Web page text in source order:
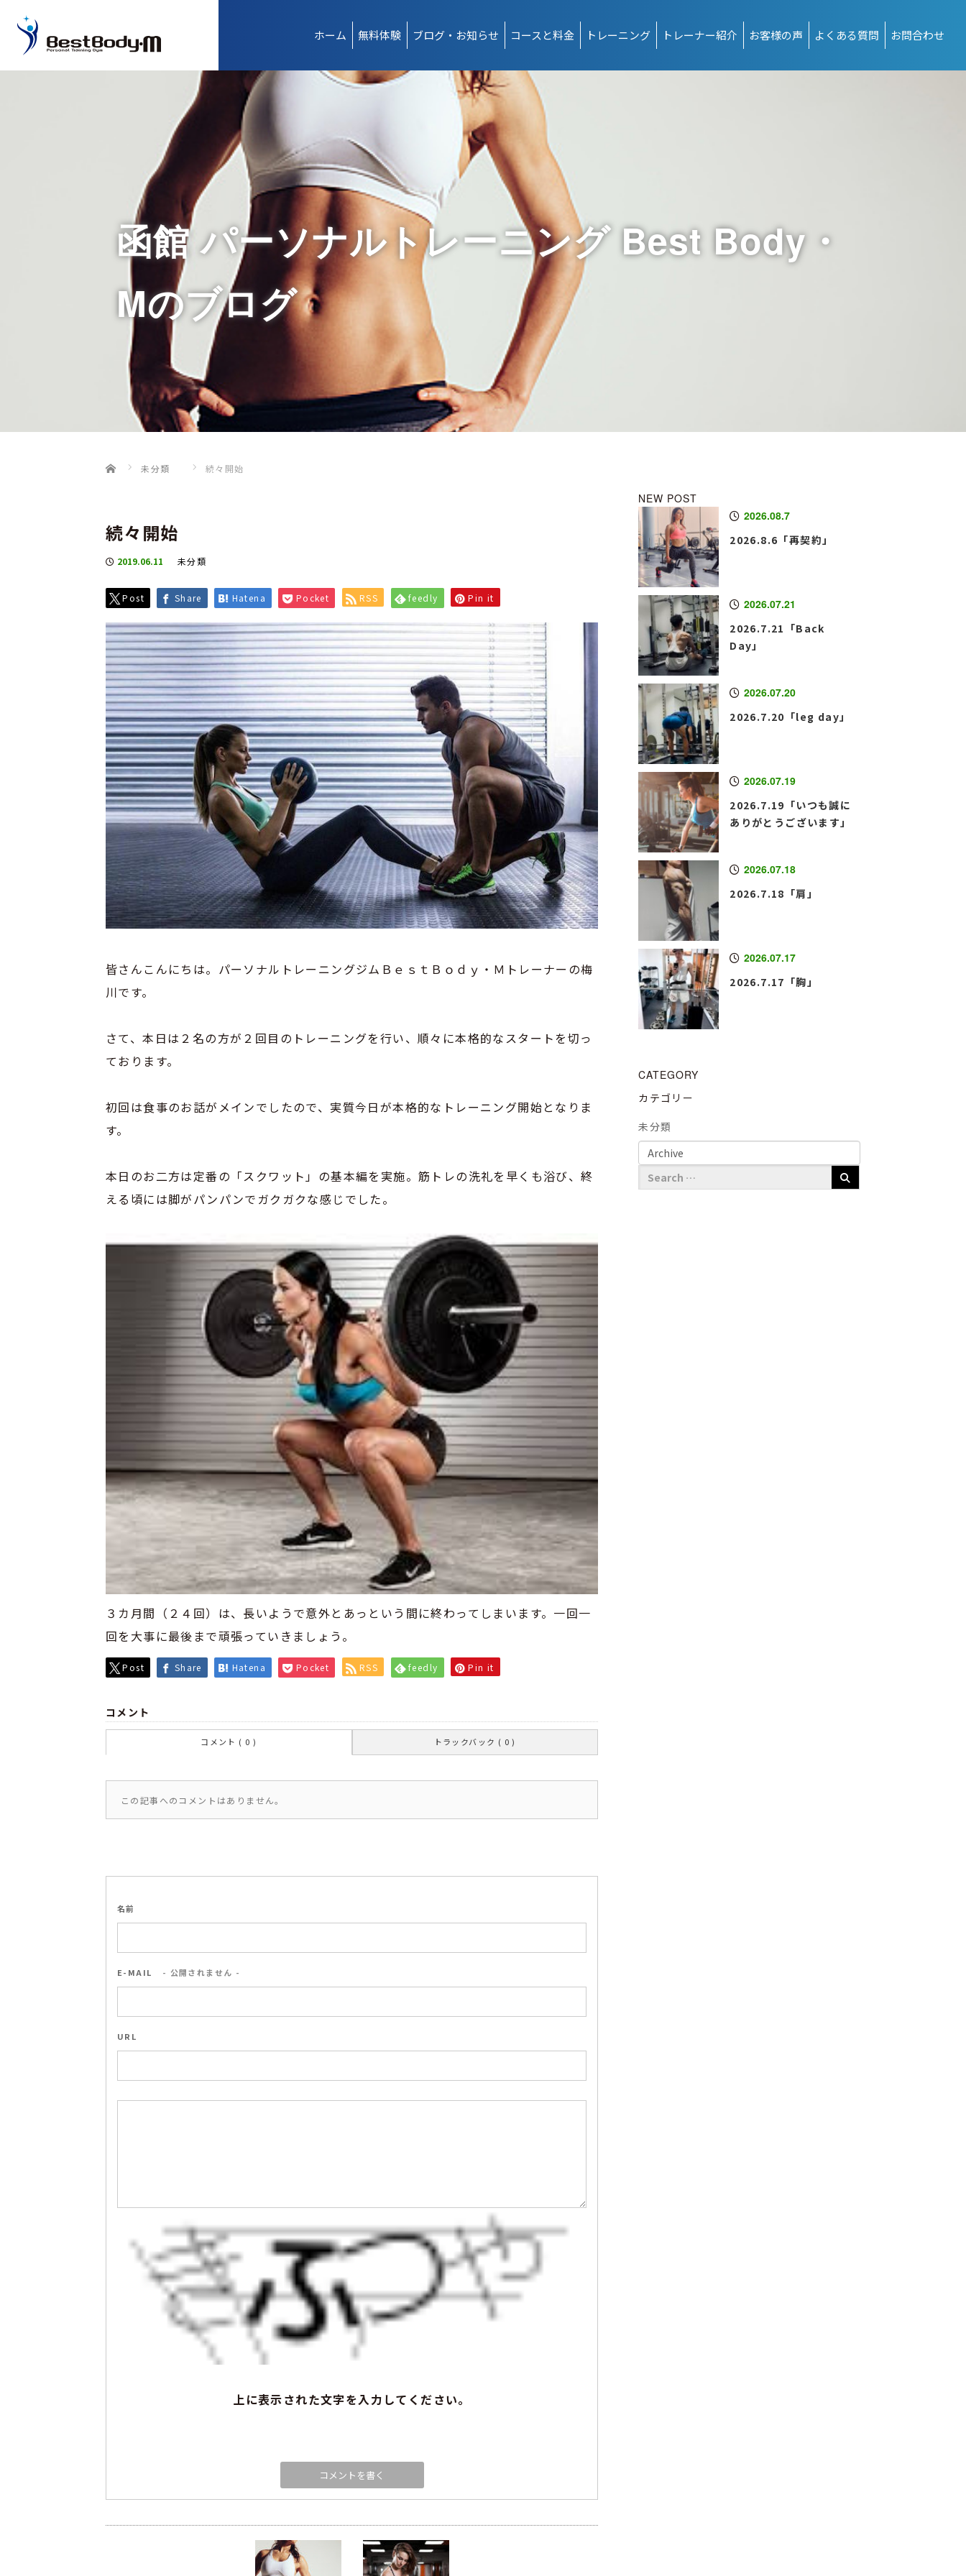
ホーム 無料体験 ブログ・お知らせ コースと料金 トレーニング トレーナー紹介 お客様の声 よくある質問 お問合わせ
函館 パーソナルトレーニング Best Body・
Mのブログ
Home 未分類 続々開始
続々開始
2019.06.11 未分類
Post Share Hatena Pocket RSS feedly Pin it
皆さんこんにちは。パーソナルトレーニングジムＢｅｓｔＢｏｄｙ・Ｍトレーナーの梅
川です。
さて、本日は２名の方が２回目のトレーニングを行い、順々に本格的なスタートを切っ
ております。
初回は食事のお話がメインでしたので、実質今日が本格的なトレーニング開始となりま
す。
本日のお二方は定番の「スクワット」の基本編を実施。筋トレの洗礼を早くも浴び、終
える頃には脚がパンパンでガクガクな感じでした。
３カ月間（２４回）は、長いようで意外とあっという間に終わってしまいます。一回一
回を大事に最後まで頑張っていきましょう。
Post Share Hatena Pocket RSS feedly Pin it
コメント
コメント ( 0 ) トラックバック ( 0 )
この記事へのコメントはありません。
名前
E-MAIL - 公開されません -
URL
上に表示された文字を入力してください。
NEW POST
2026.08.7
2026.8.6「再契約」
2026.07.21
2026.7.21「Back
Day」
2026.07.20
2026.7.20「leg day」
2026.07.19
2026.7.19「いつも誠に
ありがとうございます」
2026.07.18
2026.7.18「肩」
2026.07.17
2026.7.17「胸」
CATEGORY
カテゴリー
未分類